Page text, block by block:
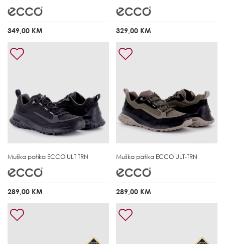
349,00 KM 329,00 KM
Muška patika ECCO ULT TRN
289,00 KM
Muška patika ECCO ULT-TRN
289,00 KM